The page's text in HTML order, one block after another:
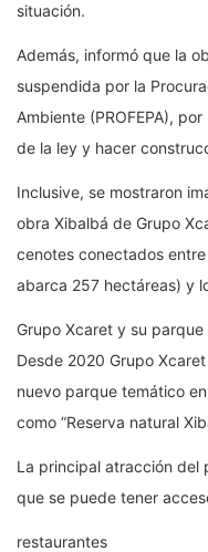
situación.
Además, informó que la
suspendida por la
Ambiente (PROFEPA),
de la ley y hacer
Inclusive, se mostraron
obra Xibalbá de Grupo
cenotes conectados
abarca 257 hectáreas) y
Grupo Xcaret y su parque
Desde 2020 Grupo
nuevo parque temático
como “Reserva natural
La principal atracción del
que se puede tener
restaurantes